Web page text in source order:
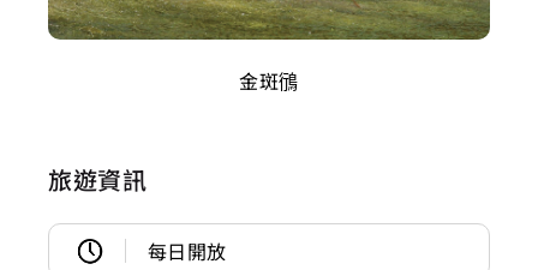
金斑鴴
旅遊資訊
每日開放